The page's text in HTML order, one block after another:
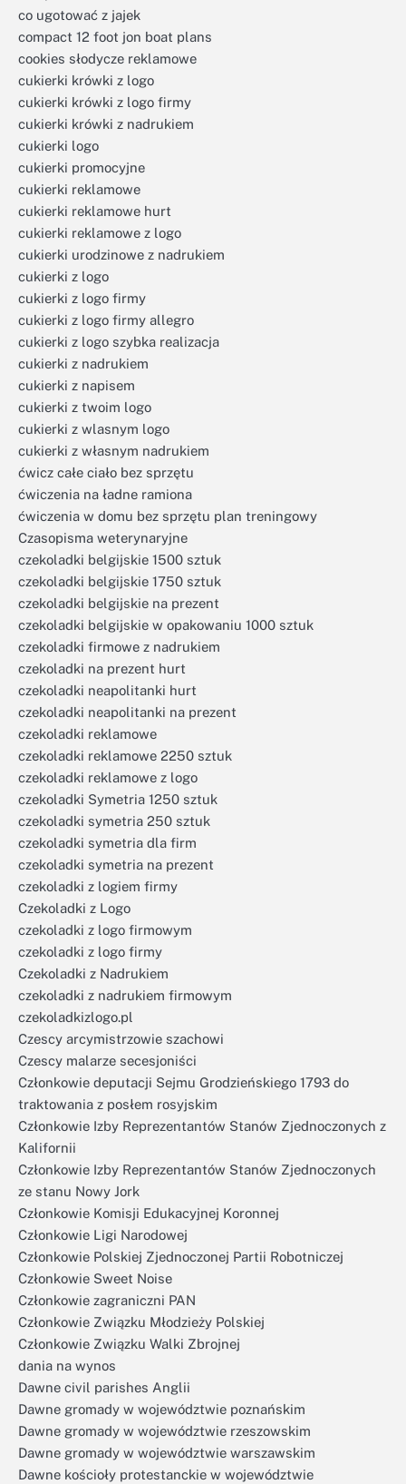
co ugotować z jajek
compact 12 foot jon boat plans
cookies słodycze reklamowe
cukierki krówki z logo
cukierki krówki z logo firmy
cukierki krówki z nadrukiem
cukierki logo
cukierki promocyjne
cukierki reklamowe
cukierki reklamowe hurt
cukierki reklamowe z logo
cukierki urodzinowe z nadrukiem
cukierki z logo
cukierki z logo firmy
cukierki z logo firmy allegro
cukierki z logo szybka realizacja
cukierki z nadrukiem
cukierki z napisem
cukierki z twoim logo
cukierki z wlasnym logo
cukierki z własnym nadrukiem
ćwicz całe ciało bez sprzętu
ćwiczenia na ładne ramiona
ćwiczenia w domu bez sprzętu plan treningowy
Czasopisma weterynaryjne
czekoladki belgijskie 1500 sztuk
czekoladki belgijskie 1750 sztuk
czekoladki belgijskie na prezent
czekoladki belgijskie w opakowaniu 1000 sztuk
czekoladki firmowe z nadrukiem
czekoladki na prezent hurt
czekoladki neapolitanki hurt
czekoladki neapolitanki na prezent
czekoladki reklamowe
czekoladki reklamowe 2250 sztuk
czekoladki reklamowe z logo
czekoladki Symetria 1250 sztuk
czekoladki symetria 250 sztuk
czekoladki symetria dla firm
czekoladki symetria na prezent
czekoladki z logiem firmy
Czekoladki z Logo
czekoladki z logo firmowym
czekoladki z logo firmy
Czekoladki z Nadrukiem
czekoladki z nadrukiem firmowym
czekoladkizlogo.pl
Czescy arcymistrzowie szachowi
Czescy malarze secesjoniści
Członkowie deputacji Sejmu Grodzieńskiego 1793 do
traktowania z posłem rosyjskim
Członkowie Izby Reprezentantów Stanów Zjednoczonych z
Kalifornii
Członkowie Izby Reprezentantów Stanów Zjednoczonych
ze stanu Nowy Jork
Członkowie Komisji Edukacyjnej Koronnej
Członkowie Ligi Narodowej
Członkowie Polskiej Zjednoczonej Partii Robotniczej
Członkowie Sweet Noise
Członkowie zagraniczni PAN
Członkowie Związku Młodzieży Polskiej
Członkowie Związku Walki Zbrojnej
dania na wynos
Dawne civil parishes Anglii
Dawne gromady w województwie poznańskim
Dawne gromady w województwie rzeszowskim
Dawne gromady w województwie warszawskim
Dawne kościoły protestanckie w województwie